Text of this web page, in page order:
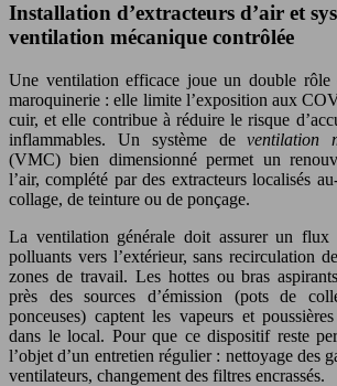
Installation d’extracteurs d’air et
ventilation mécanique contrôlée
Une ventilation efficace joue un double rôle
maroquinerie : elle limite l’exposition aux
cuir, et elle contribue à réduire le risque
inflammables. Un système deventilation
(VMC) bien dimensionné permet un
l’air, complété par des extracteurs localisés
collage, de teinture ou de ponçage.
La ventilation générale doit assurer un flux
polluants vers l’extérieur, sans recirculation
zones de travail. Les hottes ou bras
près des sources d’émission (pots de
ponceuses) captent les vapeurs et
dans le local. Pour que ce dispositif reste
l’objet d’un entretien régulier : nettoyage des
ventilateurs, changement des filtres encrassés.